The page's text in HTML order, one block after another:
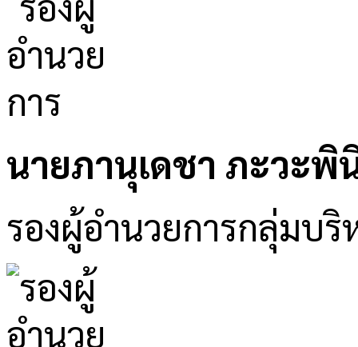
นายภานุเดชา ภะวะพิ
รองผู้อำนวยการกลุ่มบริ